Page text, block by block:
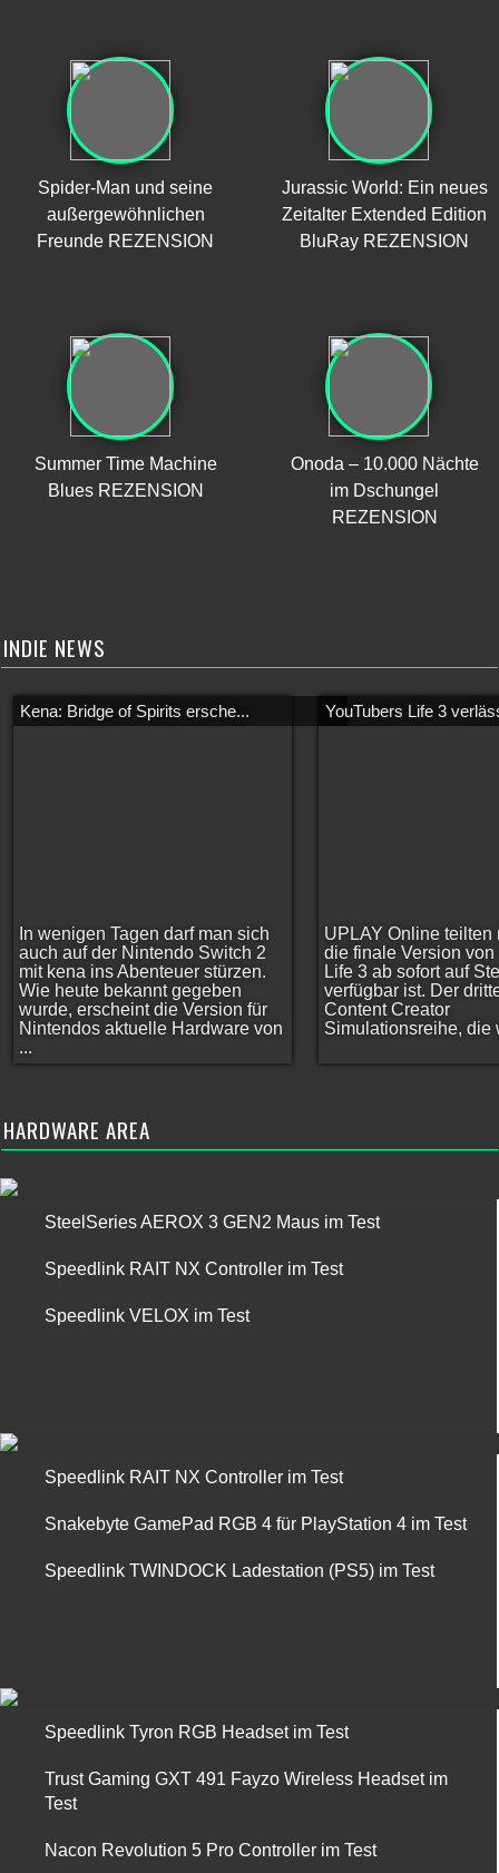
Spider-Man und seine
außergewöhnlichen
Freunde REZENSION
Jurassic World: Ein neues
Zeitalter Extended Edition
BluRay REZENSION
Summer Time Machine
Blues REZENSION
Onoda – 10.000 Nächte
im Dschungel
REZENSION
INDIE NEWS
Kena: Bridge of Spirits ersche...
In wenigen Tagen darf man sich
auch auf der Nintendo Switch 2
mit kena ins Abenteuer stürzen.
Wie heute bekannt gegeben
wurde, erscheint die Version für
Nintendos aktuelle Hardware von
...
YouTubers Life 3
UPLAY Online teilten
die finale Version von
Life 3 ab sofort auf
verfügbar ist. Der
Content Creator
Simulationsreihe, die
HARDWARE AREA
SteelSeries AEROX 3 GEN2 Maus im Test
Speedlink RAIT NX Controller im Test
Speedlink VELOX im Test
Speedlink RAIT NX Controller im Test
Snakebyte GamePad RGB 4 für PlayStation 4 im Test
Speedlink TWINDOCK Ladestation (PS5) im Test
Speedlink Tyron RGB Headset im Test
Trust Gaming GXT 491 Fayzo Wireless Headset im
Test
Nacon Revolution 5 Pro Controller im Test